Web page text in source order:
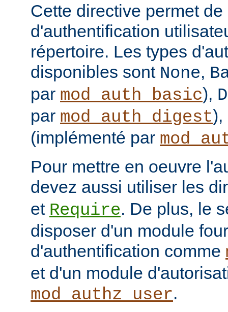
Cette directive permet
d'authentification
répertoire. Les types
disponibles sont None,
par mod_auth_basic),
par mod_auth_digest
(implémenté par
Pour mettre en oeuvre
devez aussi utiliser les
et Require. De plus, le
disposer d'un module
d'authentification comme
et d'un module
mod_authz_user.